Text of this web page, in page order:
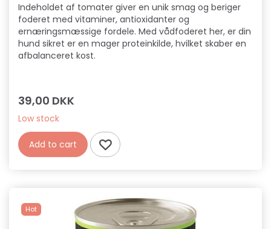
Indeholdet af tomater giver en unik smag og beriger
foderet med vitaminer, antioxidanter og
ernæringsmæssige fordele. Med vådfoderet her, er din
hund sikret er en mager proteinkilde, hvilket skaber en
afbalanceret kost.
39,00 DKK
Low stock
Add to cart
Hot